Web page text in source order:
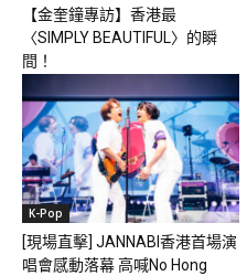
【金奎鐘專訪】香港最
〈SIMPLY BEAUTIFUL〉的瞬
間！
K-Pop
[現場直擊] JANNABI香港首場演
唱會感動落幕 高喊No Hong